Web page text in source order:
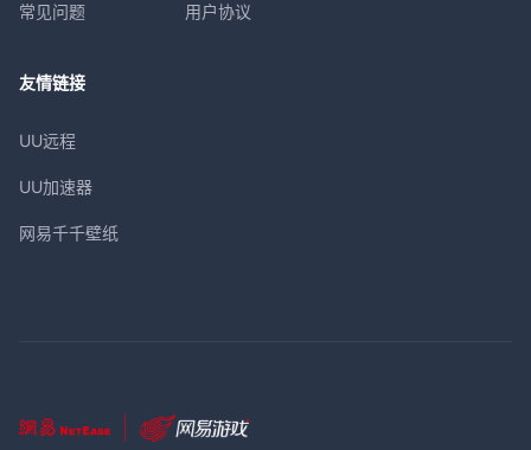
常见问题 用户协议
友情链接
UU远程
UU加速器
网易千千壁纸